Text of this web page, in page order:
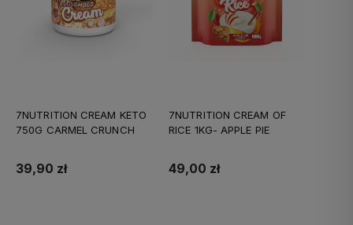
7NUTRITION CREAM KETO
750G CARMEL CRUNCH
39,90 zł
7NUTRITION CREAM OF
RICE 1KG- APPLE PIE
49,00 zł